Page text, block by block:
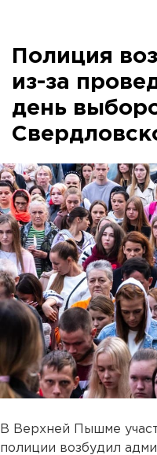
Полиция
из-за
день
В Верхней Пышме
полиции возбудил